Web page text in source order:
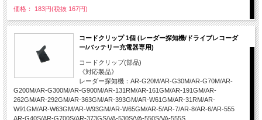
価格： 183円(税抜 167円)
コードクリップ 1個 (レーダー探知機/ドライブレコーダ
ー/バッテリー充電器専用)
コードクリップ(部品)
《対応製品》
レーダー探知機：AR-G20M/AR-G30M/AR-G70M/AR-
G200M/AR-G300M/AR-G900M/AR-131RM/AR-161GM/AR-191GM/AR-
262GM/AR-292GM/AR-363GM/AR-393GM/AR-W61GM/AR-31RM/AR-
W91GM/AR-W63GM/AR-W93GM/AR-W65GM/AR-5/AR-7/AR-8/AR-6/AR-555
AR-G40S/AR-G700S/AR-373GS/VA-530S/VA-550S/VA-555S